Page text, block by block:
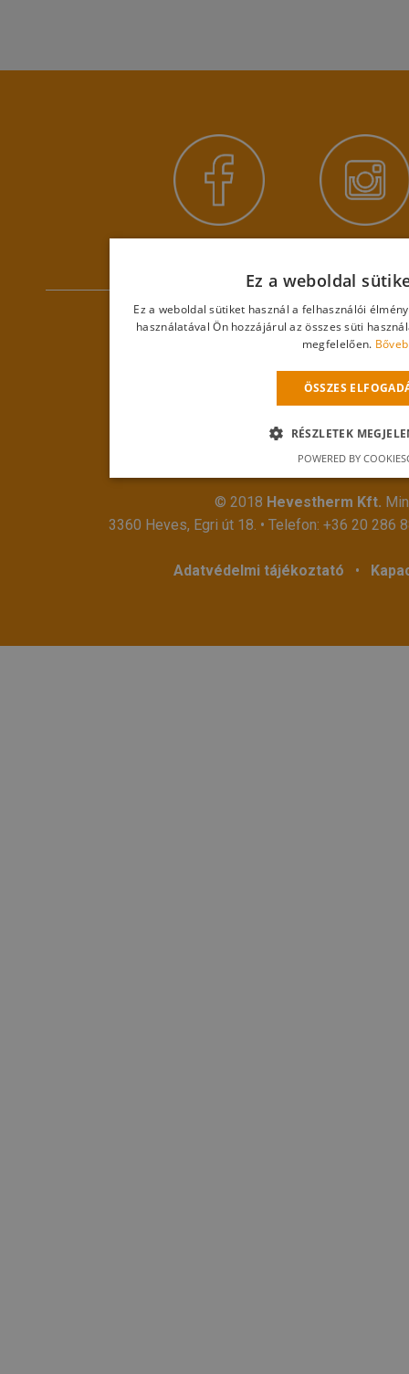
© 2018 Hevestherm Kft.
3360 Heves, Egri út 18. • Telefon: +36 20 286
Adatvédelmi tájékoztató •
Ez a weboldal
Ez a weboldal sütiket használ a felhasználói
használatával Ön hozzájárul az összes süti
megfelelően.
ÖSSZES
RÉSZLETEK
POWERED BY